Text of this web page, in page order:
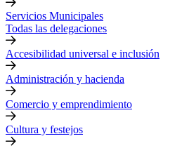
Servicios Municipales
Todas las delegaciones
Accesibilidad universal e inclusión
Administración y hacienda
Comercio y emprendimiento
Cultura y festejos